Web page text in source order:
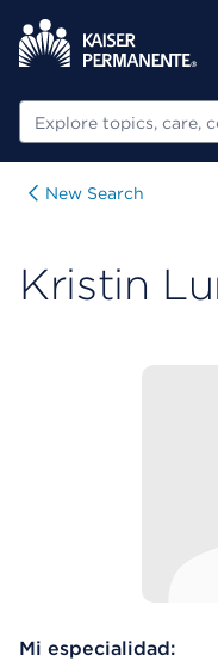
Buscar
New Search
Kristin
Mi especialidad: